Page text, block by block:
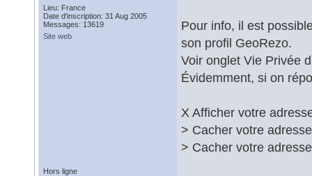
Lieu: France
Date d'inscription: 31 Aug 2005
Messages: 13619
Site web
Pour info, il est
son profil GeoRezo.
Voir onglet Vie Privée
Évidemment, si on
X Afficher votre
> Cacher votre
> Cacher votre
Hors ligne